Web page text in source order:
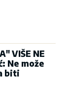
VIŠE NE
Ne može
biti